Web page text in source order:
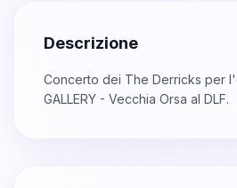
Descrizione
Concerto dei The Derricks per
GALLERY - Vecchia Orsa al DLF.